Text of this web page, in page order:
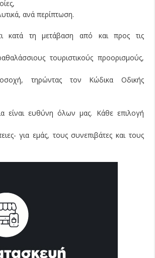
ανά περίπτωση.
κατά τη μετάβαση από και προς τις
τουριστικούς προορισμούς,
τηρώντας τον Κώδικα Οδικής
είναι ευθύνη όλων μας. Κάθε επιλογή
για εμάς, τους συνεπιβάτες και τους